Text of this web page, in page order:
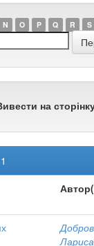
N O P Q R S
на
Лариса